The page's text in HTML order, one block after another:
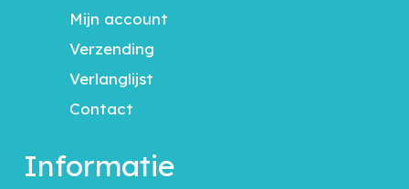
Mijn account
Verzending
Verlanglijst
Contact
Informatie